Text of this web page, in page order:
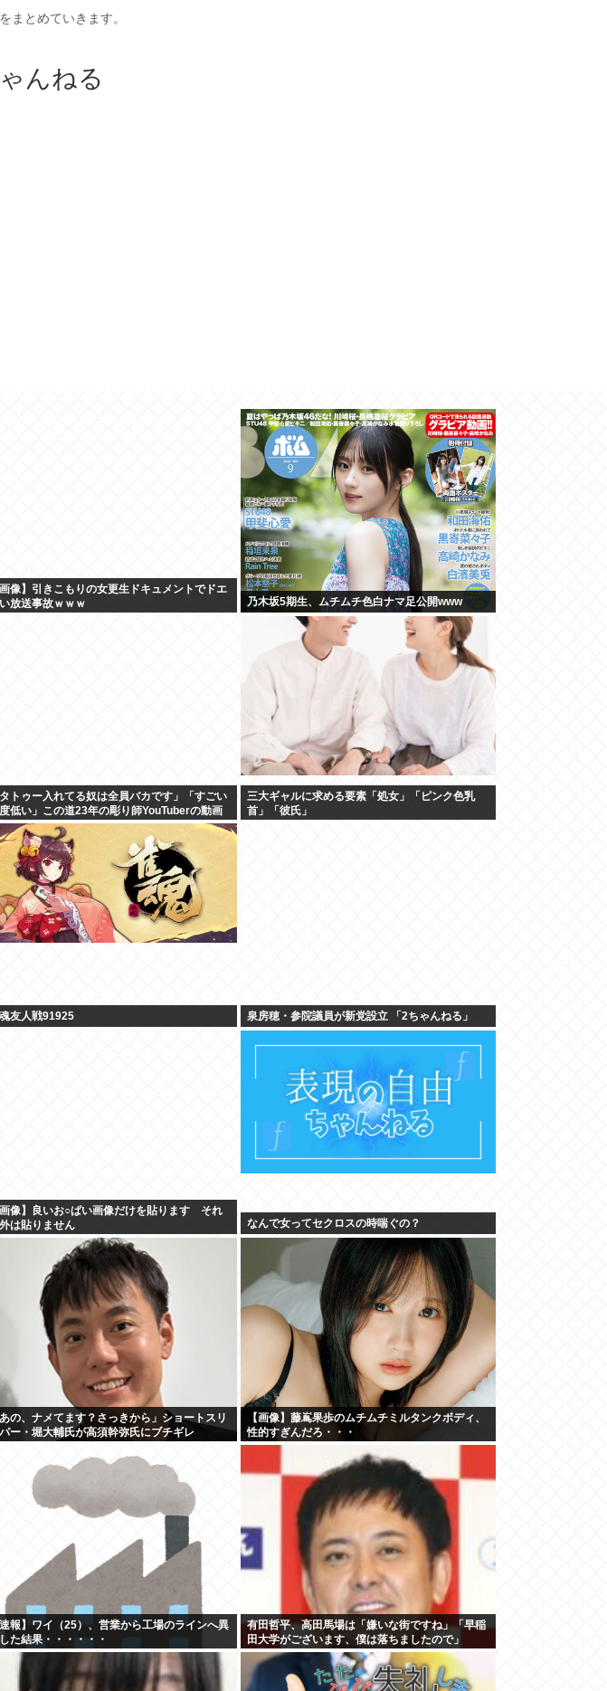
まとめていきます。
んねる
画像】引きこもりの女更生ドキュメントでドエ
放送事故ｗｗｗ
乃木坂5期生、ムチムチ色白ナマ足公開www
タトゥー入れてる奴は全員バカです」「すごい
低い」この道23年の彫り師YouTuberの動画
題
三大ギャルに求める要素「処女」「ピンク色乳
首」「彼氏」
友人戦91925 泉房穂・参院議員が新党設立 「2ちゃんねる」
画像】良いお○ぱい画像だけを貼ります それ
は貼りません
なんで女ってセクロスの時喘ぐの？
あの、ナメてます？さっきから」ショートスリ
ー・堀大輔氏が高須幹弥氏にブチギレ
【画像】藤嶌果歩のムチムチミルタンクボディ、
性的すぎんだろ・・・
速報】ワイ（25）、営業から工場のラインへ異
た結果・・・・・・
有田哲平、高田馬場は「嫌いな街ですね」「早稲
田大学がございます、僕は落ちましたので」